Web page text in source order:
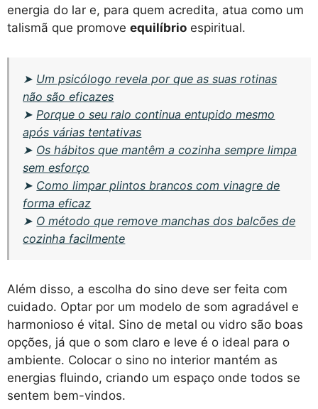
energia do lar e, para quem acredita, atua como um
talismã que promove equilíbrio espiritual.
➤ Um psicólogo revela por que as suas rotinas
não são eficazes
➤ Porque o seu ralo continua entupido mesmo
após várias tentativas
➤ Os hábitos que mantêm a cozinha sempre limpa
sem esforço
➤ Como limpar plintos brancos com vinagre de
forma eficaz
➤ O método que remove manchas dos balcões de
cozinha facilmente
Além disso, a escolha do sino deve ser feita com
cuidado. Optar por um modelo de som agradável e
harmonioso é vital. Sino de metal ou vidro são boas
opções, já que o som claro e leve é o ideal para o
ambiente. Colocar o sino no interior mantém as
energias fluindo, criando um espaço onde todos se
sentem bem-vindos.